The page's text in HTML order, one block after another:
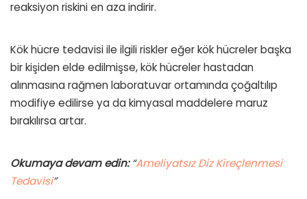
reaksiyon riskini en aza indirir.
Kök hücre tedavisi ile ilgili riskler eğer kök hücreler başka
bir kişiden elde edilmişse, kök hücreler hastadan
alınmasına rağmen laboratuvar ortamında çoğaltılıp
modifiye edilirse ya da kimyasal maddelere maruz
bırakılırsa artar.
Okumaya devam edin:“Ameliyatsız Diz Kireçlenmesi
Tedavisi”